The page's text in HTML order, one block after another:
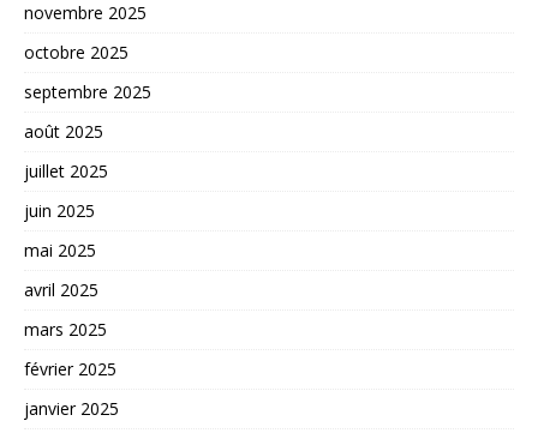
novembre 2025
octobre 2025
septembre 2025
août 2025
juillet 2025
juin 2025
mai 2025
avril 2025
mars 2025
février 2025
janvier 2025